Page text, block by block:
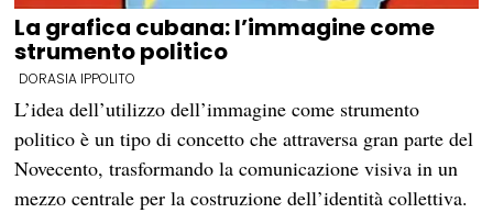
La grafica cubana: l’immagine come
strumento politico
DORASIA IPPOLITO
L’idea dell’utilizzo dell’immagine come strumento
politico è un tipo di concetto che attraversa gran parte del
Novecento, trasformando la comunicazione visiva in un
mezzo centrale per la costruzione dell’identità collettiva.